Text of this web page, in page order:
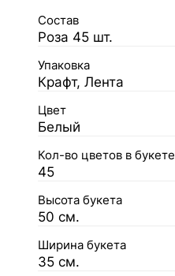
Состав
Роза 45 шт.
Упаковка
Крафт, Лента
Цвет
Белый
Кол-во цветов в букете
45
Высота букета
50 см.
Ширина букета
35 см.